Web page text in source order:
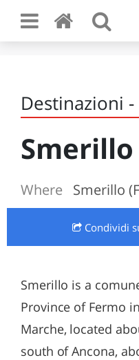
Destinazioni
Smerillo
Where Smerillo
Condividi
Smerillo is a
Province of Fermo
Marche, located
south of Ancona,